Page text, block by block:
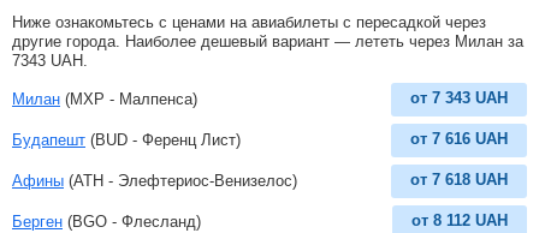
Ниже ознакомьтесь с ценами на авиабилеты с пересадкой через
другие города. Наиболее дешевый вариант — лететь через Милан за
7343 UAH
Милан (MXP - Малпенса) от 7 343 UAH
Будапешт (BUD - Ференц Лист) от 7 616 UAH
Афины (ATH - Элефтериос-Венизелос) от 7 618 UAH
Берген (BGO - Флесланд) от 8 112 UAH